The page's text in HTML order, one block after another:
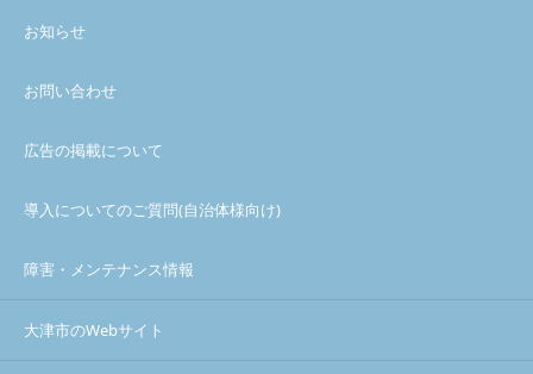
お知らせ
お問い合わせ
広告の掲載について
導入についてのご質問(自治体様向け)
障害・メンテナンス情報
大津市のWebサイト